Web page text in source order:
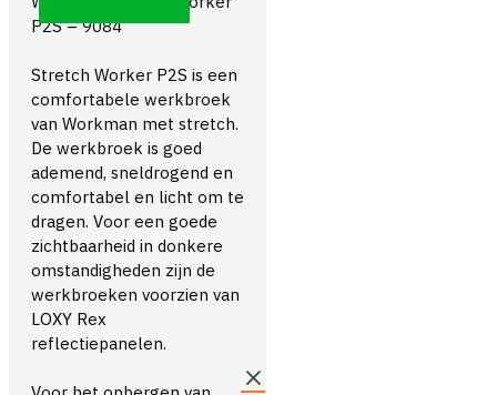
P2S – 9084
Stretch Worker P2S is een
comfortabele werkbroek
van Workman met stretch.
De werkbroek is goed
ademend, sneldrogend en
comfortabel en licht om te
dragen. Voor een goede
zichtbaarheid in donkere
omstandigheden zijn de
werkbroeken voorzien van
LOXY Rex
reflectiepanelen.